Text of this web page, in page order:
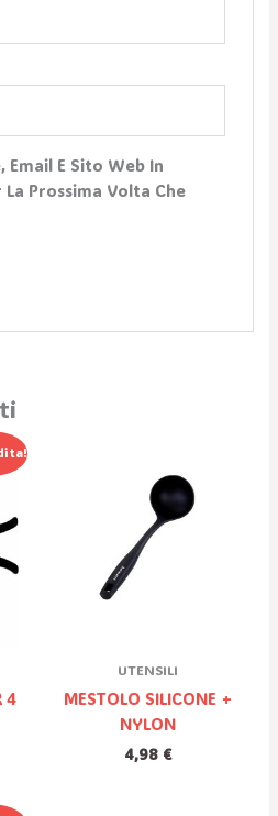
Email E Sito Web In
Prossima Volta Che
4
UTENSILI
MESTOLO SILICONE +
NYLON
4,98 €